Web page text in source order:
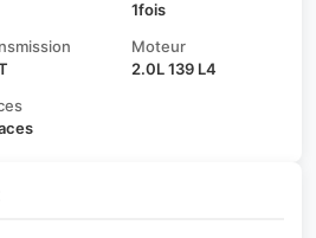
1fois
Moteur
2.0L 139 L4